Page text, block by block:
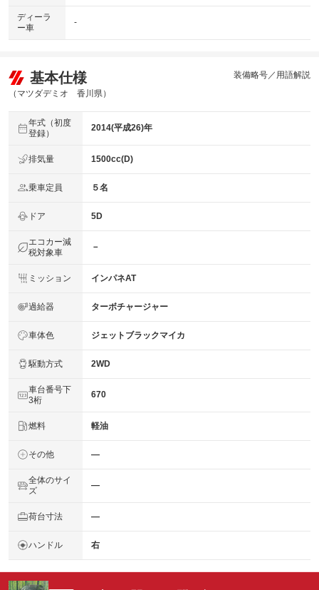
ディーラ
ー車
-
基本仕様
（マツダデミオ 香川県）
装備略号／用語解説
年式（初度
登録）
2014(平成26)年
排気量 1500cc(D)
乗車定員 ５名
ドア 5D
エコカー減
税対象車
－
ミッション インパネAT
過給器 ターボチャージャー
車体色 ジェットブラックマイカ
駆動方式 2WD
車台番号下
3桁
670
燃料 軽油
その他 ―
全体のサイ
ズ
―
荷台寸法 ―
ハンドル 右